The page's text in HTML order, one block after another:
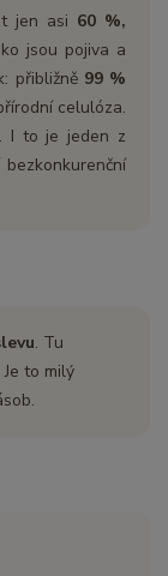
jen asi 60 %,
jsou pojiva a
přibližně 99 %
celulóza.
I to je jeden z
. Tu
to milý